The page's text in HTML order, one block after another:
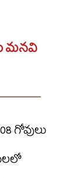
మనవి
గోవులు